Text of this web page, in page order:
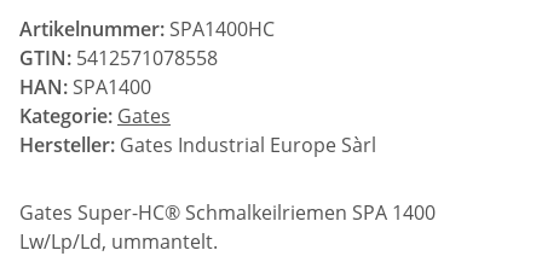
Artikelnummer: SPA1400HC
GTIN: 5412571078558
HAN: SPA1400
Kategorie: Gates
Hersteller: Gates Industrial Europe Sàrl
Gates Super-HC® Schmalkeilriemen SPA 1400
Lw/Lp/Ld, ummantelt.